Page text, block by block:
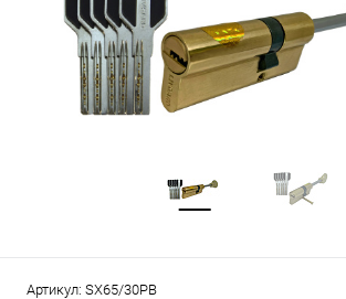
Артикул: SX65/30PB